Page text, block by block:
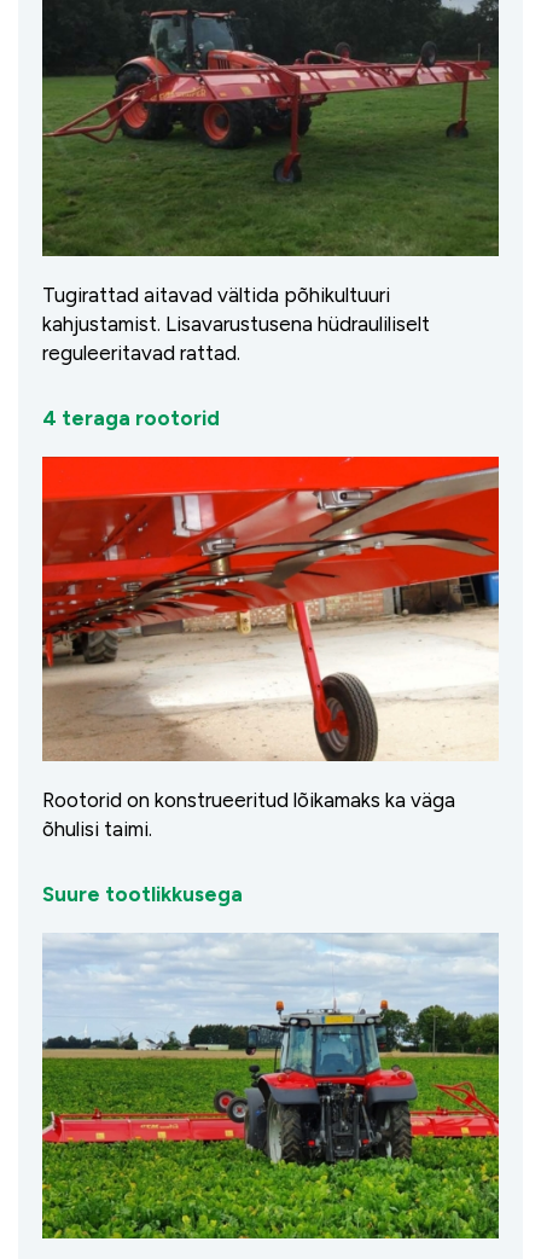
Tugirattad aitavad vältida põhikultuuri
kahjustamist. Lisavarustusena hüdrauliliselt
reguleeritavad rattad.
4 teraga rootorid
Rootorid on konstrueeritud lõikamaks ka väga
õhulisi taimi.
Suure tootlikkusega